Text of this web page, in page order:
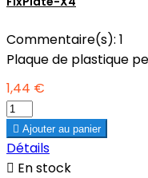
Commentaire(s): 1
Plaque de plastique
1,44 €
 Ajouter au panier
Détails
 En stock